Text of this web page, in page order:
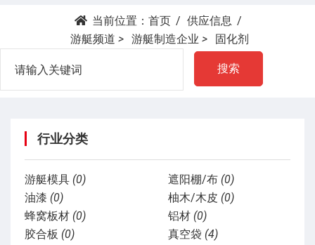
当前位置： 首页
供应信息
游艇频道 > 游艇制造企业 > 固化剂
搜索
行业分类
游艇模具 (0) 遮阳棚/布 (0)
油漆 (0) 柚木/木皮 (0)
蜂窝板材 (0) 铝材 (0)
胶合板 (0) 真空袋 (4)